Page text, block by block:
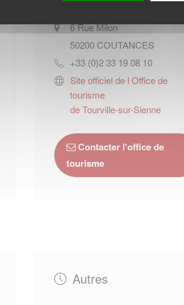
6 Rue Milon
50200 COUTANCES
+33 (0)2 33 19 08 10
Site officiel de l Office de
tourisme
de Tourville-sur-Sienne
Contacter l'office de
tourisme
Autres